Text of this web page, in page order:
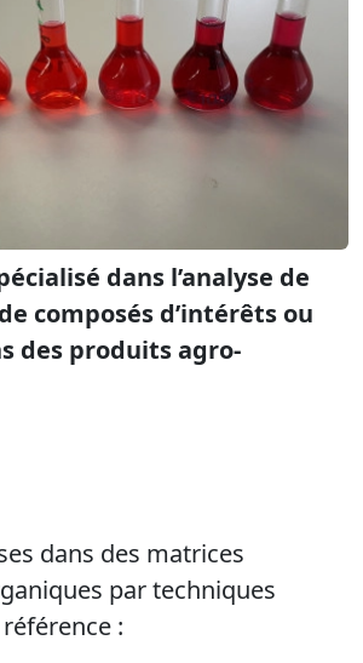
dans l’analyse de
composés d’intérêts ou
des produits agro-
dans des matrices
par techniques
: